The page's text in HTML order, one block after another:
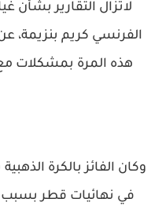
لاتزال التقارير بشأن
الفرنسي كريم بنزيمة،
هذه المرة بمشكلات
في نهائيات قطر بسبب